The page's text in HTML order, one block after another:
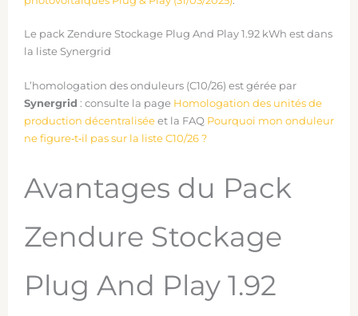
Le pack Zendure Stockage Plug And Play 1.92 kWh est dans
la liste Synergrid
L’homologation des onduleurs (C10/26) est gérée par
Synergrid : consulte la page Homologation des unités de
production décentralisée et la FAQ Pourquoi mon onduleur
ne figure‑t‑il pas sur la liste C10/26 ?
Avantages du Pack
Zendure Stockage
Plug And Play 1.92